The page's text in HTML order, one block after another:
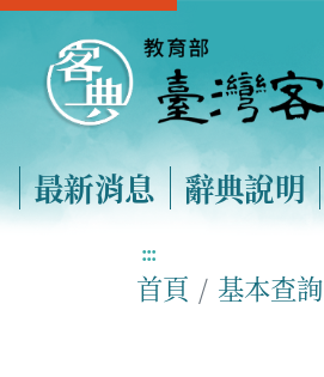
最新消息 辭典說明
:::
首頁 基本查詢